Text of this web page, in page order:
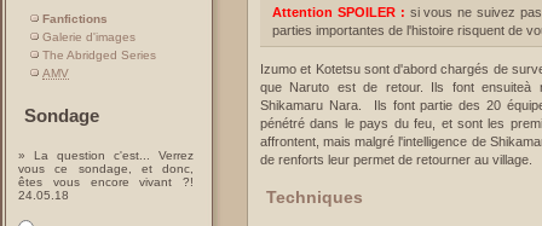
Fanfictions
Galerie d'images
The Abridged Series
AMV
Sondage
» La question c'est... Verrez
vous ce sondage, et donc,
êtes vous encore vivant ?!
24.05.18
Attention SPOILER : si vous ne suivez
parties importantes de l'histoire risquent de
Izumo et Kotetsu sont d'abord chargés de
que Naruto est de retour. Ils font ensuiteà
Shikamaru Nara. Ils font partie des 20
pénétré dans le pays du feu, et sont les
affrontent, mais malgré l'intelligence de
de renforts leur permet de retourner au village.
Techniques